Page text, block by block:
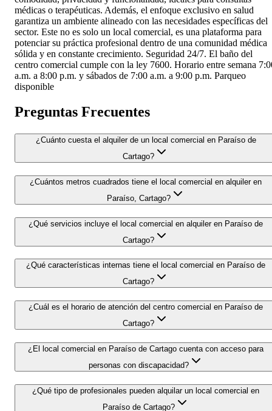
médicas o terapéuticas. Además, el enfoque exclusivo en salud
garantiza un ambiente alineado con las necesidades específicas del
sector. Este no es solo un local comercial, es una plataforma para
potenciar su práctica profesional dentro de una comunidad médica
sólida y en constante crecimiento. Seguridad 24/7. El baño del
centro comercial cumple con la ley 7600. Horario entre semana
a.m. a 8:00 p.m. y sábados de 7:00 a.m. a 9:00 p.m. Parqueo
disponible
Preguntas Frecuentes
¿Cuánto cuesta el alquiler de un local comercial en Paraíso de
Cartago?
¿Cuántos metros cuadrados tiene el local comercial en alquiler en
Paraíso, Cartago?
¿Qué servicios incluye el local comercial en alquiler en Paraíso de
Cartago?
¿Qué características internas tiene el local comercial en Paraíso de
Cartago?
¿Cuál es el horario de atención del centro comercial en Paraíso de
Cartago?
¿El local comercial en Paraíso de Cartago cuenta con acceso para
personas con discapacidad?
¿Qué tipo de profesionales pueden alquilar un local comercial en
Paraíso de Cartago?